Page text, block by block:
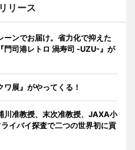
リース
ンでお届け。省力化で抑えた
門司港レトロ 渦寿司 -UZU-』が
展』がやってくる！
川准教授、末次准教授、JAXA小
イバイ探査で二つの世界初に貢